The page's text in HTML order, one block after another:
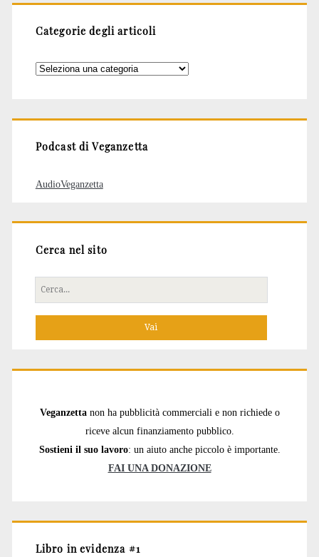
Categorie degli articoli
Categorie
Podcast di Veganzetta
AudioVeganzetta
Cerca nel sito
Cerca
per:
Veganzetta non ha pubblicità commerciali e non richiede o
riceve alcun finanziamento pubblico.
Sostieni il suo lavoro: un aiuto anche piccolo è importante.
FAI UNA DONAZIONE
Libro in evidenza #1